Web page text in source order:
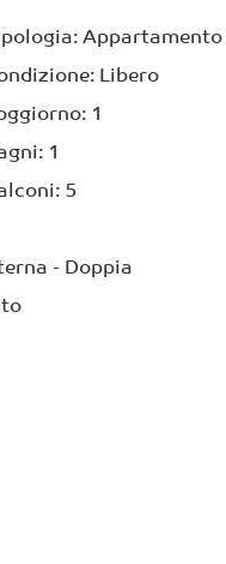
Appartamento
Libero
1
1
5
- Doppia